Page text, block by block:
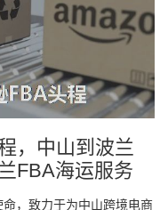
，中山到波兰
FBA海运服务
命，致力于为中山跨境电商